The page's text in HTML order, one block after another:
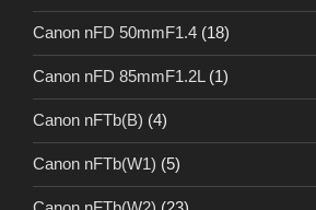
Canon nFD 50mmF1.4 (18)
Canon nFD 85mmF1.2L(1)
Canon nFTb(B) (4)
Canon nFTb(W1) (5)